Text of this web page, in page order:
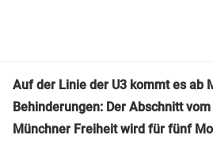
Auf der Linie der U3 kommt es ab
Behinderungen: Der Abschnitt
Münchner Freiheit wird für fünf